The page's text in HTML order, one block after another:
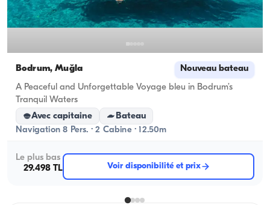
Bodrum, Muğla Nouveau bateau
A Peaceful and Unforgettable Voyage bleu in Bodrum’s
Tranquil Waters
Avec capitaine
Bateau
Navigation 8 Pers. · 2 Cabine · 12.50m
Le plus bas
29.498 TL
Voir disponibilité et prix